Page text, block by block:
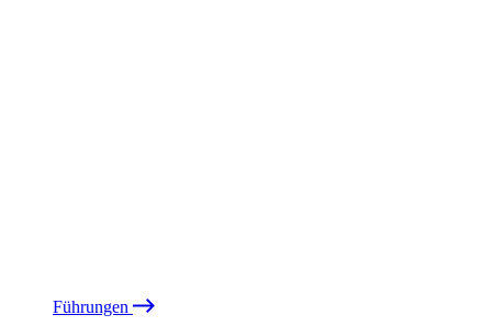
Führungen